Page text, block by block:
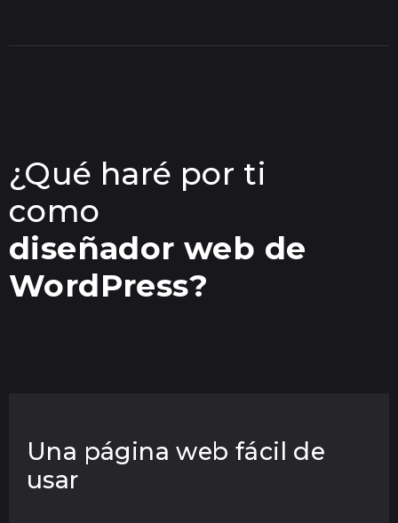
¿Qué haré por ti
como
diseñador web de
WordPress?
Una página web fácil de
usar